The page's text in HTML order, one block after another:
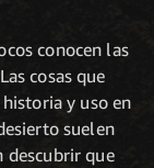
conocen las
cosas que
y uso en
suelen
descubrir que